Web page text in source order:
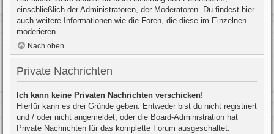
einschließlich der Administratoren, der Moderatoren. Du findest hier
auch weitere Informationen wie die Foren, die diese im Einzelnen
moderieren.
Nach oben
Private Nachrichten
Ich kann keine Privaten Nachrichten verschicken!
Hierfür kann es drei Gründe geben: Entweder bist du nicht registriert
und / oder nicht angemeldet, oder die Board-Administration hat
Private Nachrichten für das komplette Forum ausgeschaltet.